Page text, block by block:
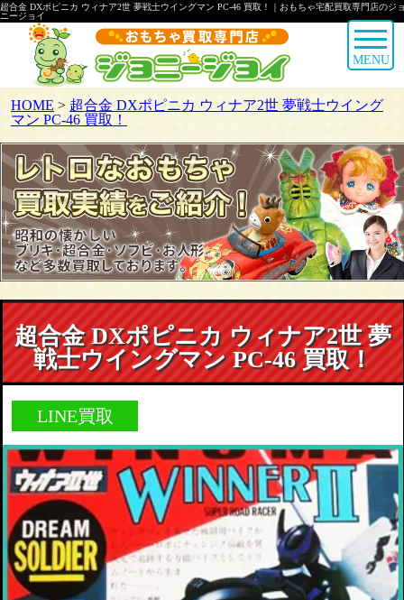
超合金 DXポピニカ ウィナア2世 夢戦士ウイングマン PC-46 買取！｜おもちゃ宅配買取専門店のジ
ニージョイ
MENU
HOME > 超合金 DXポピニカ ウィナア2世 夢戦士ウイング
マン PC-46 買取！
超合金 DXポピニカ ウィナア2世 夢
戦士ウイングマン PC-46 買取！
LINE買取